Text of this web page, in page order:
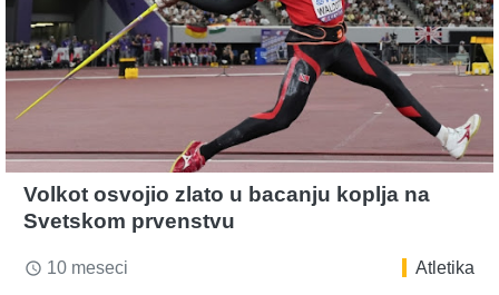
Volkot osvojio zlato u bacanju koplja na
Svetskom prvenstvu
access_time 10 meseci Atletika